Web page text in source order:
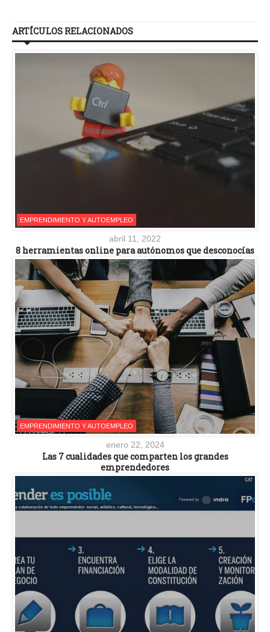
ARTÍCULOS RELACIONADOS
EMPRENDIMIENTO Y AUTOEMPLEO
abril 11, 2022
8 herramientas online para autónomos que desconocías
EMPRENDIMIENTO Y AUTOEMPLEO
enero 22, 2024
Las 7 cualidades que comparten los grandes
emprendedores